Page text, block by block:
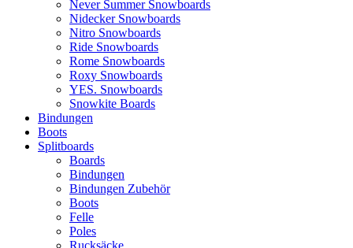
Never Summer Snowboards
Nidecker Snowboards
Nitro Snowboards
Ride Snowboards
Rome Snowboards
Roxy Snowboards
YES. Snowboards
Snowkite Boards
Bindungen
Boots
Splitboards
Boards
Bindungen
Bindungen Zubehör
Boots
Felle
Poles
Rucksäcke